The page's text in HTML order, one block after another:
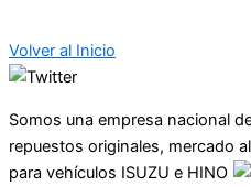
Volver al Inicio
Somos una empresa nacional
repuestos originales, mercado
para vehículos ISUZU e HINO